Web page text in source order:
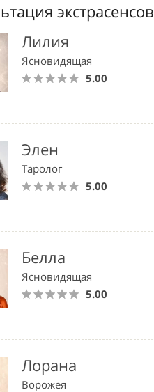
экстрасенсов
Лилия
Ясновидящая
5.00
Элен
Таролог
5.00
Белла
Ясновидящая
5.00
Лорана
Ворожея